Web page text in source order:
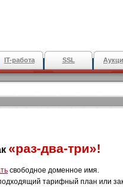
IT-работа SSL
«раз-два-три»!
свободное доменное имя.
тарифный план или